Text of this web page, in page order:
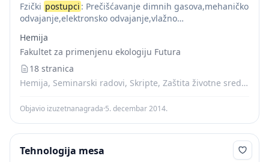
Fzički postupci : Prečišćavanje dimnih gasova,mehaničko
odvajanje,elektronsko odvajanje,vlažno
centrifugiranje,taloženje,koagulacija,filtracija,flokulacija,fl
oatacija,sedimentacija. Odvajanje:
adsorpcija,kristalizacija,dializa,elektroliza,ekstrakcija.
Hemijskiprocesi: Apsorpcija,oksidacija,redukcija,jonska
izmen...
Hemija
Fakultet za primenjenu ekologiju Futura
18 stranica
Hemija, Seminarski radovi, Skripte, Zaštita životne sredine
Objavio izuzetnanagrada·5. decembar 2014.
Tehnologija mesa